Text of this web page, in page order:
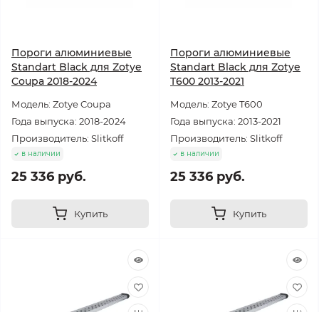
Пороги алюминиевые
Standart Black для Zotye
Coupa 2018-2024
Модель: Zotye Coupa
Года выпуска: 2018-2024
Производитель: Slitkoff
в наличии
25 336 руб.
Купить
Пороги алюминиевые
Standart Black для Zotye
T600 2013-2021
Модель: Zotye T600
Года выпуска: 2013-2021
Производитель: Slitkoff
в наличии
25 336 руб.
Купить